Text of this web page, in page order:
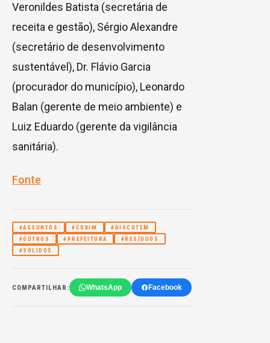
Veronildes Batista (secretária de
receita e gestão), Sérgio Alexandre
(secretário de desenvolvimento
sustentável), Dr. Flávio Garcia
(procurador do município), Leonardo
Balan (gerente de meio ambiente) e
Luiz Eduardo (gerente da vigilância
sanitária).
Fonte
#ASSUNTOS #COXIM
#DISCUTEM
#OUTROS
#PREFEITURA
#RESÍDUOS
#SÓLIDOS
COMPARTILHAR: WhatsApp Facebook